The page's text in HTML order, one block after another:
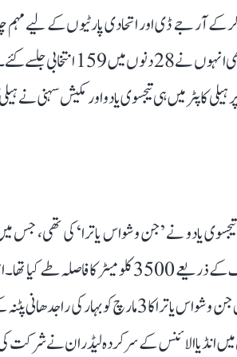
2 مئی تک 92 انتخابی میٹنگیں کرکے آر جے ڈی اور اتحادی پارٹیوں
میں کئی کئی انتخابی جلسے کرتے۔ کمر درد میں مبتلا
انتخابی جلسے مکمل ہونے پر ہیلی کاپٹر میں ہی تیجسوی یادو اور مکیش
دنوں میں بہار کے تمام 38 اضلاع کا سفر کرتے ہوئے سڑک کے ذریعے
نے 19 بڑی ریلیوں کے ساتھ 80 میگا روڈ شو کیے تھے۔ اس جن وشواس یاترا کا
میں انڈیا الائنس کے سرکردہ لیڈران نے شرکت